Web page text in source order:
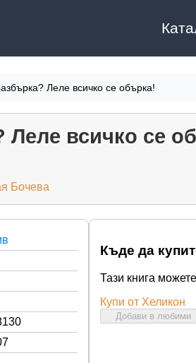
Леле всичко се обърка!
Леле всичко се
Бочева
Къде да
Тази книга
Купи от Хеликон
Добави в любими